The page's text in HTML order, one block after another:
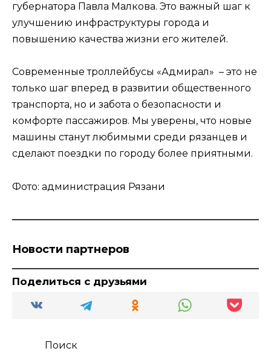
губернатора Павла Малкова. Это важный шаг к
улучшению инфраструктуры города и
повышению качества жизни его жителей.
Современные троллейбусы «Адмирал» – это не
только шаг вперед в развитии общественного
транспорта, но и забота о безопасности и
комфорте пассажиров. Мы уверены, что новые
машины станут любимыми среди рязанцев и
сделают поездки по городу более приятными.
Фото: администрация Рязани
Новости партнеров
Поделиться с друзьями
Поиск